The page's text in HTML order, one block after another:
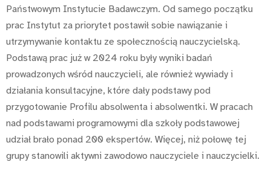
Państwowym Instytucie Badawczym. Od samego początku
prac Instytut za priorytet postawił sobie nawiązanie i
utrzymywanie kontaktu ze społecznością nauczycielską.
Podstawą prac już w 2024 roku były wyniki badań
prowadzonych wśród nauczycieli, ale również wywiady i
działania konsultacyjne, które dały podstawy pod
przygotowanie Profilu absolwenta i absolwentki. W pracach
nad podstawami programowymi dla szkoły podstawowej
udział brało ponad 200 ekspertów. Więcej, niż połowę tej
grupy stanowili aktywni zawodowo nauczyciele i nauczycielki.